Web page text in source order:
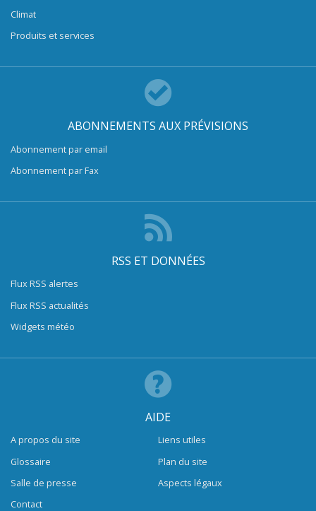
Climat
Produits et services
ABONNEMENTS AUX PRÉVISIONS
Abonnement par email
Abonnement par Fax
RSS ET DONNÉES
Flux RSS alertes
Flux RSS actualités
Widgets météo
AIDE
A propos du site
Glossaire
Salle de presse
Contact
Liens utiles
Plan du site
Aspects légaux